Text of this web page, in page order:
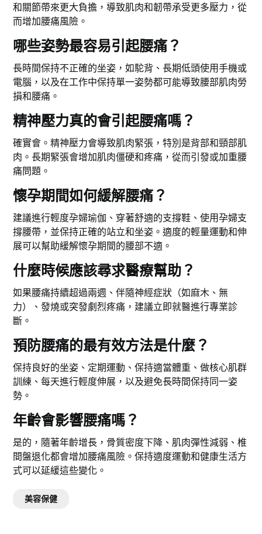
和關節帶來更大負擔，導致肌肉和韌帶承受更多壓力，從
而增加腰痛風險。
哪些姿勢最容易引起腰痛？
長時間保持不正確的坐姿，如駝背、長期低頭使用手機或
電腦，以及在工作中保持單一姿勢都可能導致腰部肌肉勞
損和腰痛。
精神壓力真的會引起腰痛嗎？
確實會。精神壓力會導致肌肉緊張，特別是背部和頸部肌
肉。長期緊張會增加肌肉僵硬和疼痛，從而引發或加重腰
痛問題。
懷孕期間如何緩解腰痛？
建議進行輕度孕婦瑜伽、穿著舒適的支撐鞋、使用孕婦支
撐腰帶，並保持正確的站立和坐姿。適度的輕量運動和伸
展可以幫助緩解懷孕期間的腰部不適。
什麼時候應該尋求醫療幫助？
如果腰痛持續超過兩週、伴隨神經症狀（如麻木、無
力）、發燒或突發劇烈疼痛，建議立即就醫進行專業診
斷。
預防腰痛的最有效方法是什麼？
保持良好的坐姿、定期運動、保持適當體重、做核心肌群
訓練、每天進行輕度伸展，以及避免長時間保持同一姿
勢。
年齡會影響腰痛嗎？
是的，隨著年齡增長，骨質密度下降、肌肉彈性減弱、椎
間盤退化都會增加腰痛風險。保持適度運動和健康生活方
式可以延緩這些變化。
美容保健